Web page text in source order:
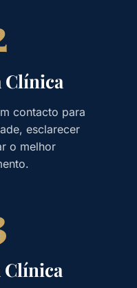
Clínica
contacto para
esclarecer
o melhor
Clínica